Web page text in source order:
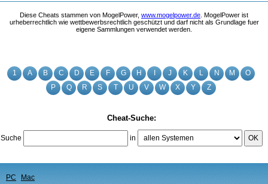
1 A B C D E F G H J K L N M
O
P
Q R S T U V W X Y Z
Cheat-Suche:
Suche in OK
PC Mac
Diese Cheats stammen von MogelPower, www.mogelpower.de . MogelPower ist
urheberrechtlich wie wettbewerbsrechtlich geschützt und darf nicht als Grundlage fuer
eigene Sammlungen verwendet werden.